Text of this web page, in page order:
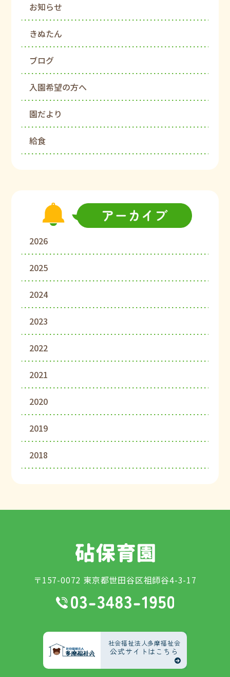
お知らせ
きぬたん
ブログ
入園希望の方へ
園だより
給食
2026
2025
2024
2023
2022
2021
2020
2019
2018
〒157-0072 東京都世田谷区祖師谷4-3-17
社会福祉法人多摩福祉会
公式サイトはこちら